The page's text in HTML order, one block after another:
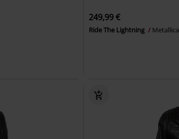
249,99 €
Ride The Lightning Metallica